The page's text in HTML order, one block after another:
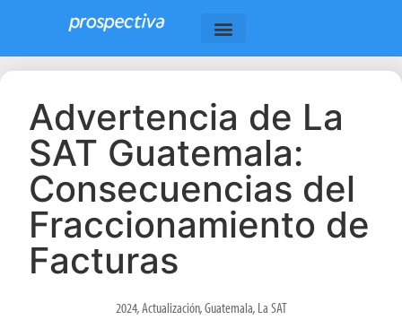
Advertencia de La
SAT Guatemala:
Consecuencias del
Fraccionamiento de
Facturas
2024,Actualización,Guatemala, La SAT